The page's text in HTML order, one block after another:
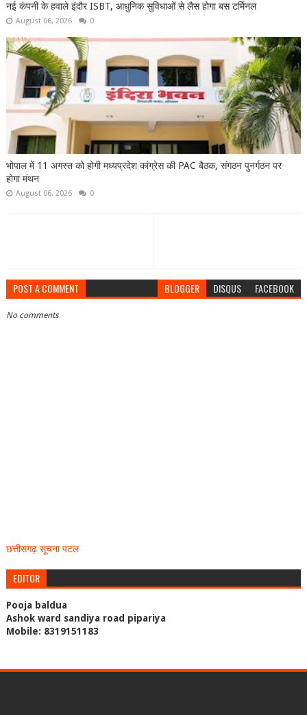
नई कंपनी के हवाले इंदौर ISBT, आधुनिक सुविधाओं से लैस होगा बस टर्मिनल
August 06, 2026 0
भोपाल में 11 अगस्त को होगी मध्यप्रदेश कांग्रेस की PAC बैठक, संगठन पुनर्गठन पर
होगा मंथन
August 06, 2026 0
POST A COMMENT BLOGGER DISQUS FACEBOOK
No comments
छत्तीसगढ़ सूचना पटल
EDITOR
Pooja baldua
Ashok ward sandiya road pipariya
Mobile: 8319151183